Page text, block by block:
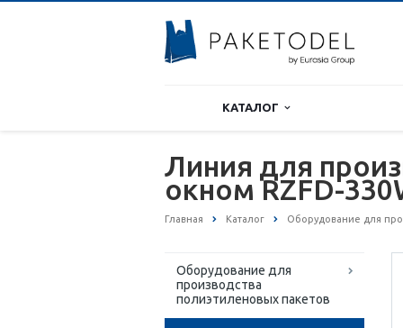
КАТАЛОГ
Линия для
окном RZFD-
Главная Каталог Оборудование для
Оборудование для
производства
полиэтиленовых пакетов